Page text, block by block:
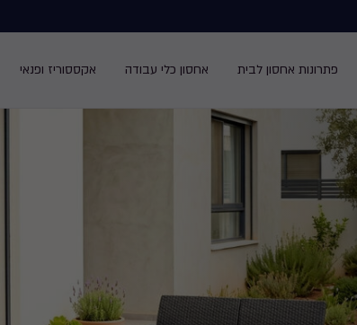
פתרונות אחסון לבית אחסון כלי עבודה אקססוריז ופנאי